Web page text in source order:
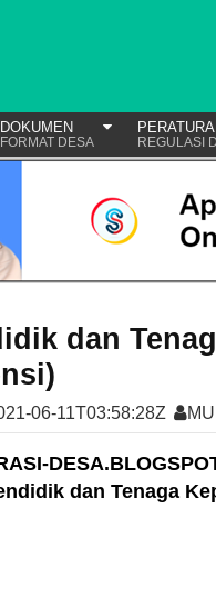
DOKUMEN
FORMAT DESA REGULASI
dan
06-11T03:58:28Z
dan Tenaga